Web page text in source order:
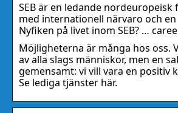
SEB är en ledande nordeuropeisk
med internationell närvaro och
Nyfiken på livet inom SEB? …
Möjligheterna är många hos oss.
av alla slags människor, men en
gemensamt: vi vill vara en positiv
Se lediga tjänster här.